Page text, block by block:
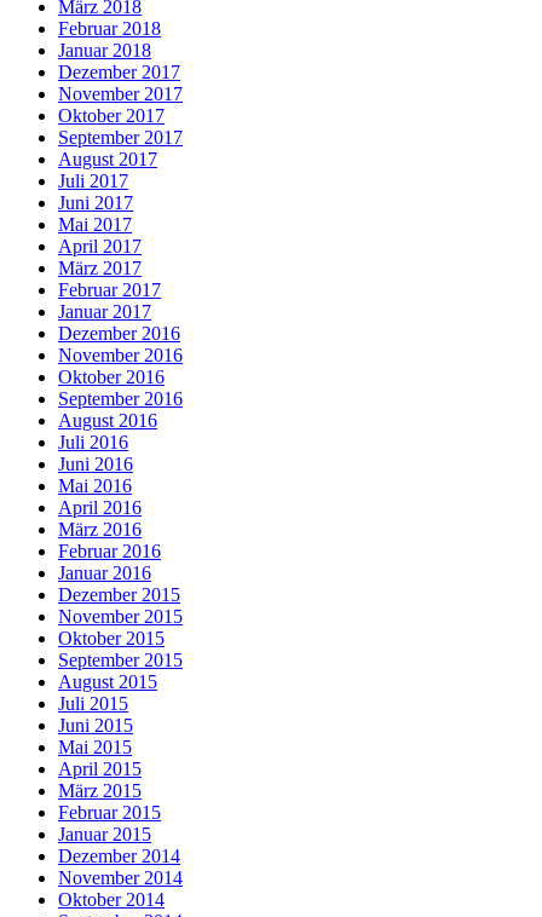
März 2018
Februar 2018
Januar 2018
Dezember 2017
November 2017
Oktober 2017
September 2017
August 2017
Juli 2017
Juni 2017
Mai 2017
April 2017
März 2017
Februar 2017
Januar 2017
Dezember 2016
November 2016
Oktober 2016
September 2016
August 2016
Juli 2016
Juni 2016
Mai 2016
April 2016
März 2016
Februar 2016
Januar 2016
Dezember 2015
November 2015
Oktober 2015
September 2015
August 2015
Juli 2015
Juni 2015
Mai 2015
April 2015
März 2015
Februar 2015
Januar 2015
Dezember 2014
November 2014
Oktober 2014